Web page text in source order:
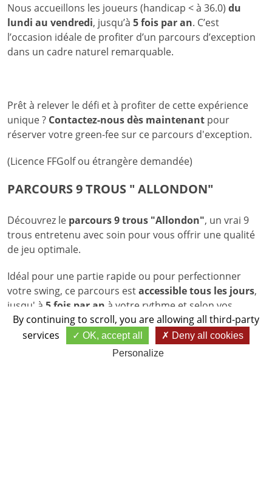
Nous accueillons les joueurs (handicap < à 36.0) du
lundi au vendredi, jusqu’à 5 fois par an. C’est
l’occasion idéale de profiter d’un parcours d’exception
dans un cadre naturel remarquable.
Prêt à relever le défi et à profiter de cette expérience
unique ? Contactez-nous dès maintenant pour
réserver votre green-fee sur ce parcours d'exception.
(Licence FFGolf ou étrangère demandée)
PARCOURS 9 TROUS " ALLONDON"
Découvrez le parcours 9 trous "Allondon", un vrai 9
trous entretenu avec soin pour vous offrir une qualité
de jeu optimale.
Idéal pour une partie rapide ou pour perfectionner
votre swing, ce parcours estaccessible tous les jours,
jusqu' à 5 fois par an à votre rythme et selon vos
envies. Un petit joyau accessible à tous.
Réservez votre green-fee
By continuing to scroll, you are allowing all third-party
services
OK, accept all
Deny all cookies
Personalize